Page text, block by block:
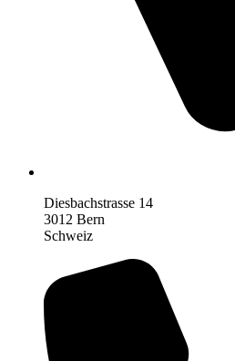
Diesbachstrasse 14
3012 Bern
Schweiz